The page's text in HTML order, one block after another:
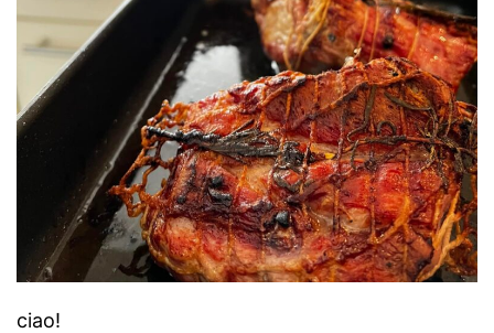
ciao!